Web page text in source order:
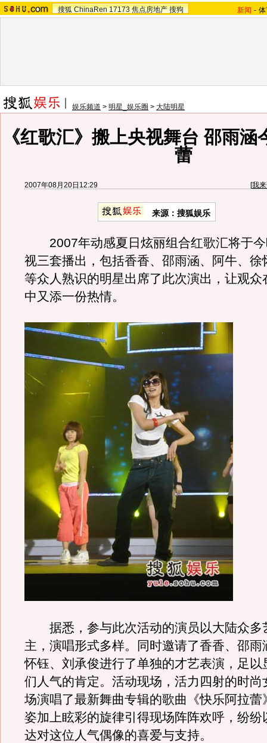
搜狐 ChinaRen 17173 焦点房地产 搜狗 新闻 -
娱乐频道 > 明星_娱乐圈 > 大陆明星
《红歌汇》搬上央视舞台 邵雨涵
蕾
2007年08月20日12:29 [我
来源：搜狐娱乐
2007年动感夏日炫丽组合红歌汇将于今
视三套播出，包括香香、邵雨涵、阿牛、徐
等众人熟识的明星出席了此次演出，让观众
中又添一份热情。
据悉，参与此次活动的演员以大陆众多
主，演唱形式多样。同时邀请了香香、邵雨
怀钰、刘承俊进行了单独的才艺表演，足以
们人气的肯定。活动现场，活力四射的时尚
场演唱了最新舞曲专辑的歌曲《快乐阿拉蕾
姿加上眩彩的旋律引得现场阵阵欢呼，纷纷
达对这位人气偶像的喜爱与支持。